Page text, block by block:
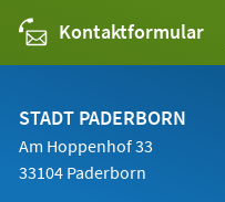
Kontaktformular
STADT PADERBORN
Am Hoppenhof 33
33104 Paderborn